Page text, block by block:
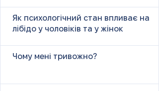
Як психологічний стан впливає на
лібідо у чоловіків та у жінок
Чому мені тривожно?